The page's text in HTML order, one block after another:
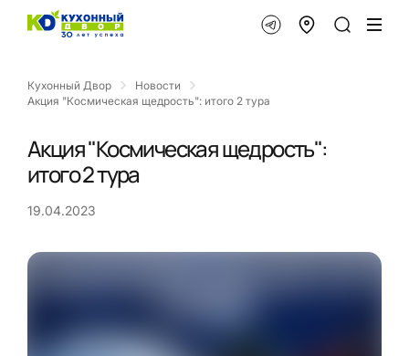
Кухонный Двор
Новости
Акция "Космическая щедрость": итого 2 тура
Акция "Космическая щедрость":
итого 2 тура
19.04.2023